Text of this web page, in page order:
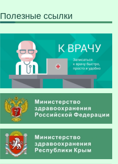
Полезные ссылки